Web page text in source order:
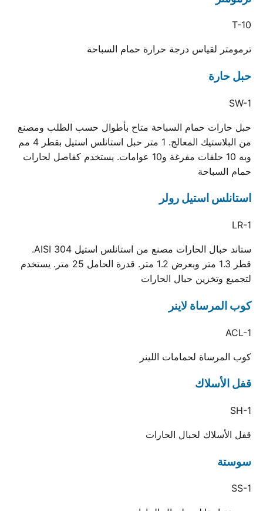
T-10
ترمومتر لقياس درجة حرارة حمام السباحة
حبل حارة
SW-1
حبل حارات حمام السباحة متاح بأطوال حسب الطلب ومصنع
من البلاستيك المعالج. 1 متر حبل استانلس استيل بقطر 4 مم
وبه 10 حلقات مفرغة و10 عوامات. يستخدم كفاصل لحارات
حمام السباحة
استانلس استيل رولر
LR-1
ستاند حبال الحارات مصنع من استانلس استيل AISI 304.
قطر 1.3 متر وبعرض 1.2 متر. قدرة الحامل 25 متر. يستخدم
لتجميع وتخزين حبال الحارات
كوب المرساة لاينر
ACL-1
كوب المرساة لحمامات اللينر
قفل الأسلاك
SH-1
قفل الأسلاك لحبال الحارات
سوستة
SS-1